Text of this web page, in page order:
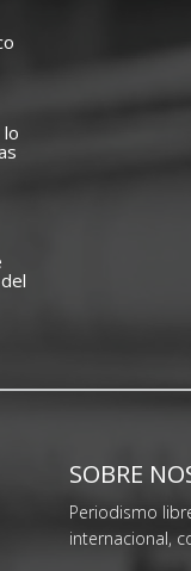
SOBRE
Periodismo
internacional,